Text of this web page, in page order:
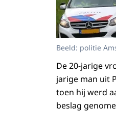
Beeld: politie
De 20-jarige
jarige man uit
toen hij werd
beslag